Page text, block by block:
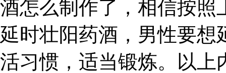
酒怎么制作了，相信按照
延时壮阳药酒，男性要想
活习惯，适当锻炼。以上